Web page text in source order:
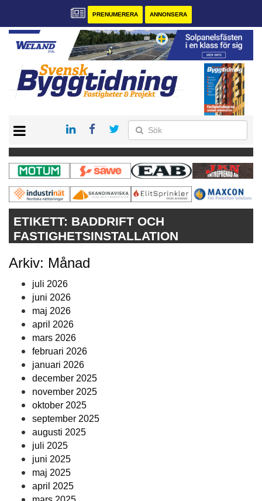
PRENUMERERA ANNONSERA
PRENUMERERA
VÅRA ANDRA MAGASIN
ANNONSERA
KONTAKT
ETIKETT: BADDRIFT OCH
FASTIGHETSINSTALLATION
Arkiv: Månad
juli 2026
juni 2026
maj 2026
april 2026
mars 2026
februari 2026
januari 2026
december 2025
november 2025
oktober 2025
september 2025
augusti 2025
juli 2025
juni 2025
maj 2025
april 2025